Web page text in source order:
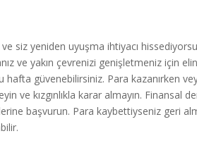
siz yeniden uyuşma ihtiyacı
ve yakın çevrenizi genişletmeniz için
hafta güvenebilirsiniz. Para kazanırken
ve kızgınlıkla karar almayın. Finansal
başvurun. Para kaybettiyseniz geri